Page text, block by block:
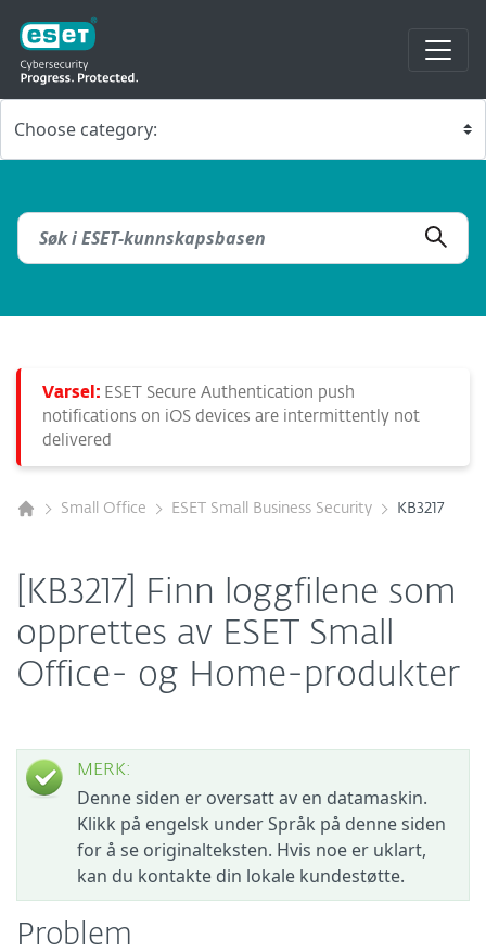
Varsel: ESET Secure Authentication push
notifications on iOS devices are intermittently not
delivered
Small Office ESET Small Business Security KB3217
[KB3217] Finn loggfilene som
opprettes av ESET Small
Office- og Home-produkter
MERK:
Denne siden er oversatt av en datamaskin.
Klikk på engelsk under Språk på denne siden
for å se originalteksten. Hvis noe er uklart,
kan du kontakte din lokale kundestøtte.
Problem